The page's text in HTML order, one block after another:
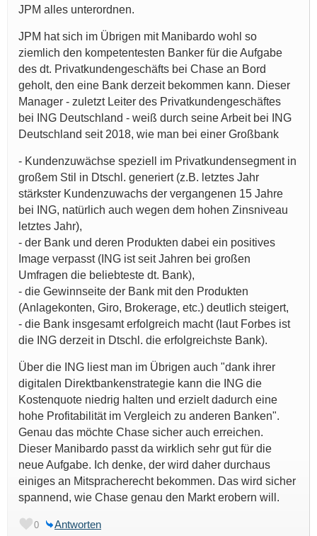
JPM alles unterordnen.
JPM hat sich im Übrigen mit Manibardo wohl so
ziemlich den kompetentesten Banker für die Aufgabe
des dt. Privatkundengeschäfts bei Chase an Bord
geholt, den eine Bank derzeit bekommen kann. Dieser
Manager - zuletzt Leiter des Privatkundengeschäftes
bei ING Deutschland - weiß durch seine Arbeit bei ING
Deutschland seit 2018, wie man bei einer Großbank
- Kundenzuwächse speziell im Privatkundensegment in
großem Stil in Dtschl. generiert (z.B. letztes Jahr
stärkster Kundenzuwachs der vergangenen 15 Jahre
bei ING, natürlich auch wegen dem hohen Zinsniveau
letztes Jahr),
- der Bank und deren Produkten dabei ein positives
Image verpasst (ING ist seit Jahren bei großen
Umfragen die beliebteste dt. Bank),
- die Gewinnseite der Bank mit den Produkten
(Anlagekonten, Giro, Brokerage, etc.) deutlich steigert,
- die Bank insgesamt erfolgreich macht (laut Forbes ist
die ING derzeit in Dtschl. die erfolgreichste Bank).
Über die ING liest man im Übrigen auch "dank ihrer
digitalen Direktbankenstrategie kann die ING die
Kostenquote niedrig halten und erzielt dadurch eine
hohe Profitabilität im Vergleich zu anderen Banken".
Genau das möchte Chase sicher auch erreichen.
Dieser Manibardo passt da wirklich sehr gut für die
neue Aufgabe. Ich denke, der wird daher durchaus
einiges an Mitspracherecht bekommen. Das wird sicher
spannend, wie Chase genau den Markt erobern will.
0 Antworten